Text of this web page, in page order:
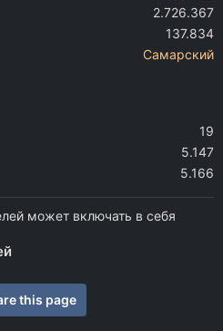
2.726.367
137.834
Самарский
19
5.147
5.166
может включать в себя
this page